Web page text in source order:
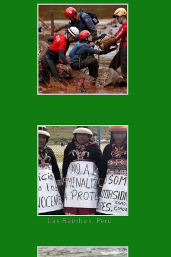
Las Bambas, Perú